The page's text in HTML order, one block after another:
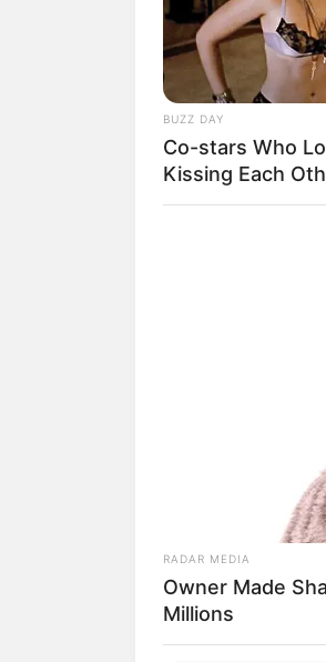
Postingannya
keimutannya.
ini.
Baca juga:
Banggakan
1. Lahir 7
tahun lho!
BUZZ DAY
Co-stars Who
Kissing Each
RADAR MEDIA
Owner Made
Millions